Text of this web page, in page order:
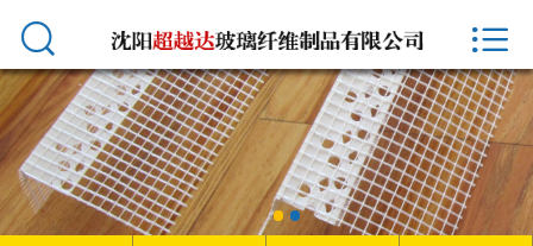
 首页
网站首页
公司简介
产品展示
 